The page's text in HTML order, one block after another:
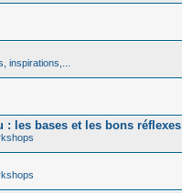
inspirations,...
: les bases et les bons réflexes